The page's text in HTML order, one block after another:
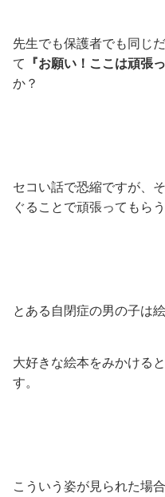
先生でも保護者でも同じ
て 『お願い！ここは頑張っ
か？
セコい話で恐縮ですが、
ぐることで頑張ってもら
とある自閉症の男の子は
大好きな絵本をみかける
す。
こういう姿が見られた場